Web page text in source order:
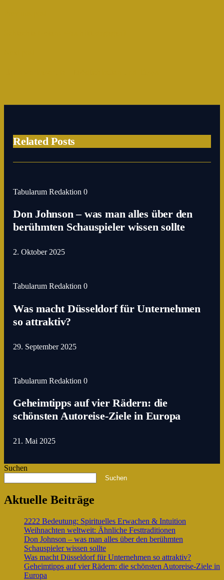
Related Posts
Tabularum Redaktion 0
Don Johnson – was man alles über den
berühmten Schauspieler wissen sollte
2. Oktober 2025
Tabularum Redaktion 0
Was macht Düsseldorf für Unternehmen
so attraktiv?
29. September 2025
Tabularum Redaktion 0
Geheimtipps auf vier Rädern: die
schönsten Autoreise-Ziele in Europa
21. Mai 2025
Suchen
Suchen
Aktuelle Beiträge
2222 Bedeutung: Spirituelles Erwachen & Intuition
Weihnachten weltweit: Ähnliche Festtraditionen
Don Johnson – was man alles über den berühmten
Schauspieler wissen sollte
Was macht Düsseldorf für Unternehmen so attraktiv?
Geheimtipps auf vier Rädern: die schönsten Autoreise-Ziele in
Europa